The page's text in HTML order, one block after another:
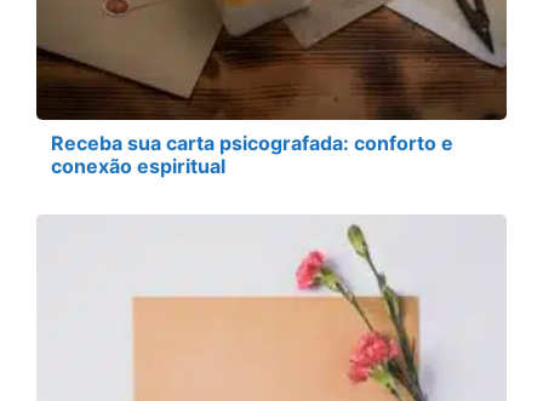
Receba sua carta psicografada: conforto e
conexão espiritual